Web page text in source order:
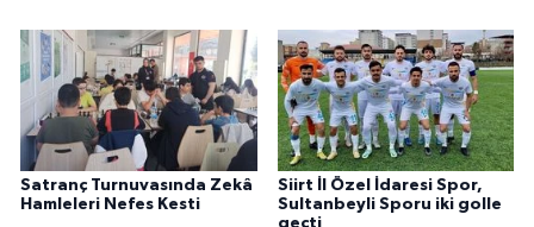
Satranç Turnuvasında Zekâ
Hamleleri Nefes Kesti
Siirt İl Özel İdaresi Spor,
Sultanbeyli Sporu iki golle
geçti